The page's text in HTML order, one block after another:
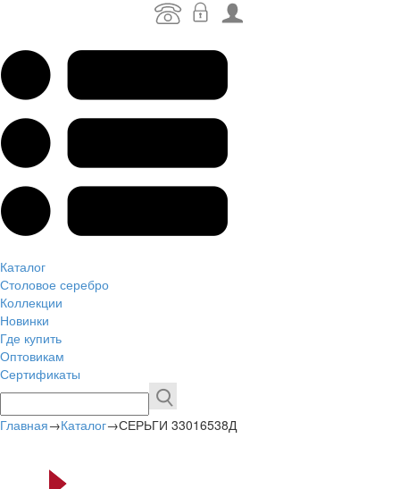
Каталог
Столовое серебро
Коллекции
Новинки
Где купить
Оптовикам
Сертификаты
Главная→Каталог→СЕРЬГИ 33016538Д